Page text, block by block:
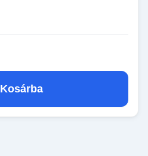
Kosárba